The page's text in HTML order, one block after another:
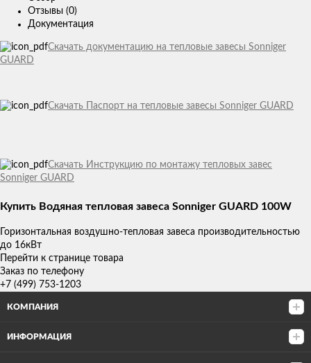
Отзывы (0)
Документация
Скачать документацию на тепловые завесы Sonniger
GUARD
Скачать Паспорт на тепловые завесы Sonniger GUARD
Скачать Инструкцию по монтажу тепловых завес
Sonniger GUARD
Купить Водяная тепловая завеса Sonniger GUARD 100W
Горизонтальная воздушно-тепловая завеса производительностью
до 16кВт
Перейти к странице товара
Заказ по телефону
+7 (499) 753-1203
КОМПАНИЯ
ИНФОРМАЦИЯ